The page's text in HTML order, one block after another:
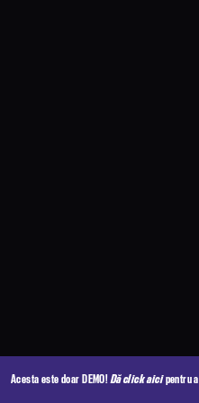
Acesta este doar DEMO!Dă click aicipentru